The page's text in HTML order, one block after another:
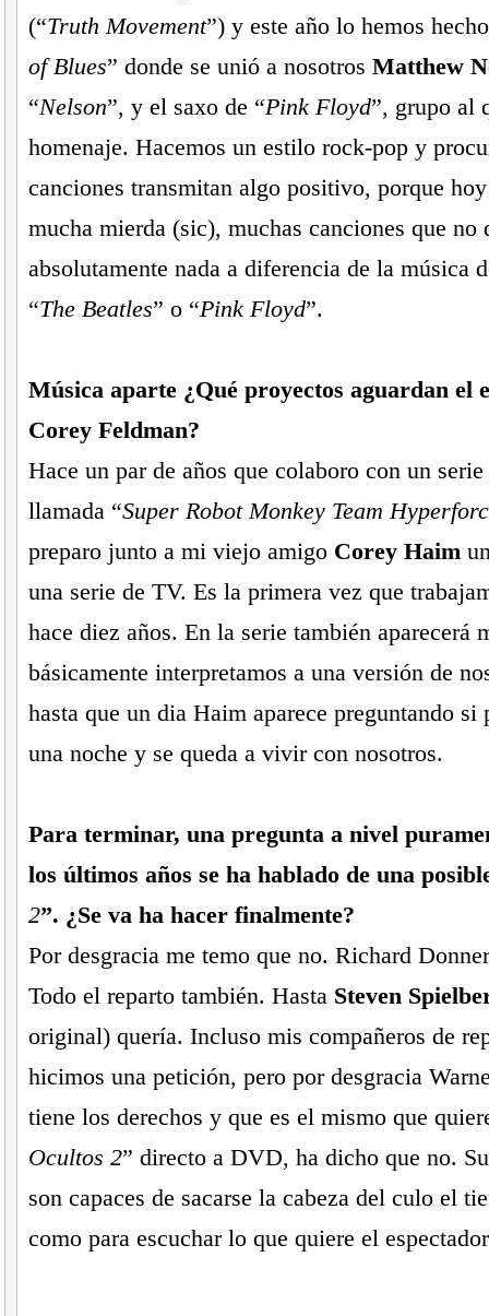
(“Truth Movement”) y este año lo hemos
of Blues” donde se unió a nosotros Matthew
“Nelson”, y el saxo de “Pink Floyd”, grupo al
homenaje. Hacemos un estilo rock-pop y
canciones transmitan algo positivo, porque
mucha mierda (sic), muchas canciones que no
absolutamente nada a diferencia de la música
“The Beatles” o “Pink Floyd”.
Música aparte ¿Qué proyectos aguardan el
Corey Feldman?
Hace un par de años que colaboro con un
llamada “Super Robot Monkey Team
preparo junto a mi viejo amigo Corey Haim
una serie de TV. Es la primera vez que
hace diez años. En la serie también aparecerá
básicamente interpretamos a una versión de
hasta que un dia Haim aparece preguntando si
una noche y se queda a vivir con nosotros.
Para terminar, una pregunta a nivel
los últimos años se ha hablado de una
2”. ¿Se va ha hacer finalmente?
Por desgracia me temo que no. Richard
Todo el reparto también. Hasta Steven
original) quería. Incluso mis compañeros de
hicimos una petición, pero por desgracia
tiene los derechos y que es el mismo que
Ocultos 2” directo a DVD, ha dicho que no.
son capaces de sacarse la cabeza del culo el
como para escuchar lo que quiere el